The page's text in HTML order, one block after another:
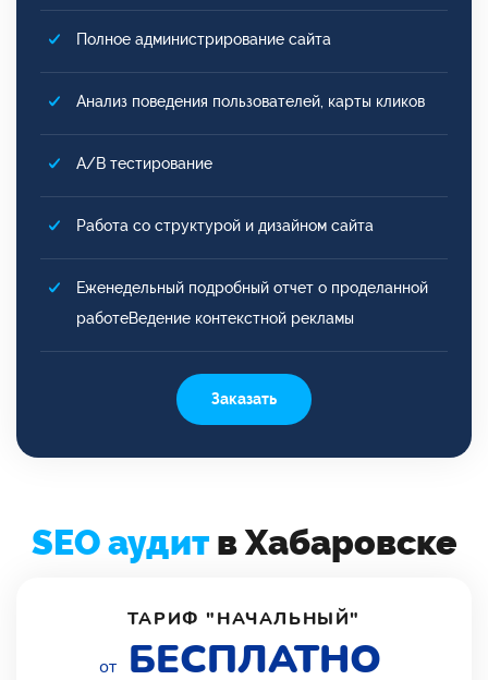
Полное администрирование сайта
Анализ поведения пользователей, карты кликов
A/B тестирование
Работа со структурой и дизайном сайта
Еженедельный подробный отчет о проделанной
работеВедение контекстной рекламы
Заказать
SEO аудит в Хабаровске
ТАРИФ "НАЧАЛЬНЫЙ"
от БЕСПЛАТНО